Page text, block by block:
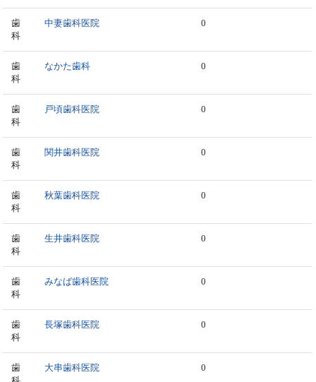
歯
科
中妻歯科医院 0
歯
科
なかた歯科 0
歯
科
戸頃歯科医院 0
歯
科
関井歯科医院 0
歯
科
秋葉歯科医院 0
歯
科
生井歯科医院 0
歯
科
みなば歯科医院 0
歯
科
長塚歯科医院 0
歯
大串歯科医院 0